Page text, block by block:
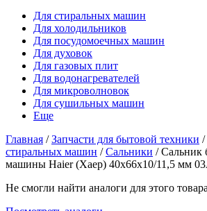
Для стиральных машин
Для холодильников
Для посудомоечных машин
Для духовок
Для газовых плит
Для водонагревателей
Для микроволновок
Для сушильных машин
Еще
Главная /Запчасти для бытовой техники /
стиральных машин /Сальники / Сальник
машины Haier (Хаер) 40x66x10/11,5 мм
Не смогли найти аналоги для этого